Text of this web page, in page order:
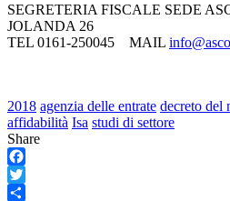
SEGRETERIA FISCALE SEDE
JOLANDA 26
TEL 0161-250045 MAIL
2018 agenzia delle entrate decreto del
affidabilità Isa studi di settore
Share
Facebook
Twitter